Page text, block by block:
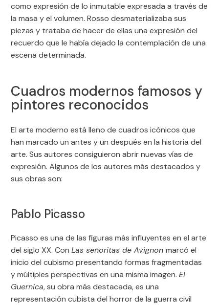
como expresión de lo inmutable expresada a través de
la masa y el volumen. Rosso desmaterializaba sus
piezas y trataba de hacer de ellas una expresión del
recuerdo que le había dejado la contemplación de una
escena determinada.
Cuadros modernos famosos y
pintores reconocidos
El arte moderno está lleno de cuadros icónicos que
han marcado un antes y un después en la historia del
arte. Sus autores consiguieron abrir nuevas vías de
expresión. Algunos de los autores más destacados y
sus obras son:
Pablo Picasso
Picasso es una de las figuras más influyentes en el arte
del siglo XX. ConLas señoritas de Avignonmarcó el
inicio del cubismo presentando formas fragmentadas
y múltiples perspectivas en una misma imagen.El
Guernica, su obra más destacada, es una
representación cubista del horror de la guerra civil